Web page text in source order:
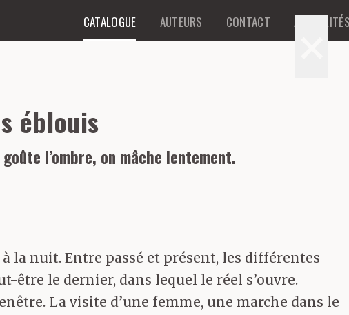
CATALOGUE AUTEURS CONTACT
éblouis
l’ombre, on mâche lentement.
la nuit. Entre passé et présent, les différentes
être le dernier, dans lequel le réel s’ouvre.
La visite d’une femme, une marche dans le